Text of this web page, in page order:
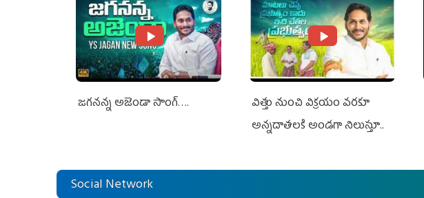
జగనన్న అజెండా సాంగ్….
విత్తు నుంచి విక్రయం వరకూ
అన్నదాతలకి అండగా నిలుస్తూ..
Social Network